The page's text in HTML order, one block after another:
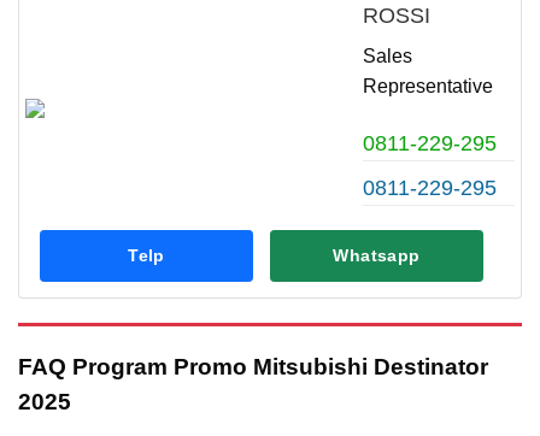
ROSSI
Sales
Representative
0811-229-295
0811-229-295
Telp Whatsapp
FAQ Program Promo Mitsubishi Destinator
2025